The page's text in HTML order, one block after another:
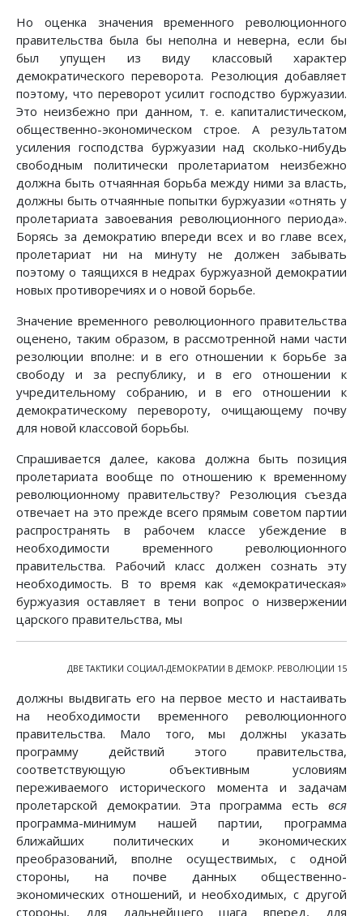
Но оценка значения временного революционного
правительства была бы неполна и неверна, если бы
был упущен из виду классовый характер
демократического переворота. Резолюция добавляет
поэтому, что переворот усилит господство буржуазии.
Это неизбежно при данном, т. е. капиталистическом,
общественно-экономическом строе. А результатом
усиления господства буржуазии над сколько-нибудь
свободным политически пролетариатом неизбежно
должна быть отчаянная борьба между ними за власть,
должны быть отчаянные попытки буржуазии «отнять у
пролетариата завоевания революционного периода».
Борясь за демократию впереди всех и во главе всех,
пролетариат ни на минуту не должен забывать
поэтому о таящихся в недрах буржуазной демократии
новых противоречиях и о новой борьбе.
Значение временного революционного правительства
оценено, таким образом, в рассмотренной нами части
резолюции вполне: и в его отношении к борьбе за
свободу и за республику, и в его отношении к
учредительному собранию, и в его отношении к
демократическому перевороту, очищающему почву
для новой классовой борьбы.
Спрашивается далее, какова должна быть позиция
пролетариата вообще по отношению к временному
революционному правительству? Резолюция съезда
отвечает на это прежде всего прямым советом партии
распространять в рабочем классе убеждение в
необходимости временного революционного
правительства. Рабочий класс должен сознать эту
необходимость. В то время как «демократическая»
буржуазия оставляет в тени вопрос о низвержении
царского правительства, мы
ДВЕ ТАКТИКИ СОЦИАЛ-ДЕМОКРАТИИ В ДЕМОКР. РЕВОЛЮЦИИ 15
должны выдвигать его на первое место и настаивать
на необходимости временного революционного
правительства. Мало того, мы должны указать
программу действий этого правительства,
соответствующую объективным условиям
переживаемого исторического момента и задачам
пролетарской демократии. Эта программа есть вся
программа-минимум нашей партии, программа
ближайших политических и экономических
преобразований, вполне осуществимых, с одной
стороны, на почве данных общественно-
экономических отношений, и необходимых, с другой
стороны, для дальнейшего шага вперед, для